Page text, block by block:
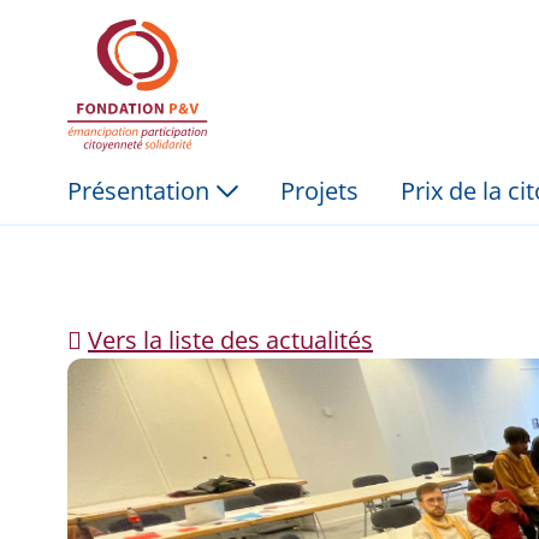
Saut au contenu principal
Feeling You(th).
Présentation Projets Prix de la
Vers la liste des actualités